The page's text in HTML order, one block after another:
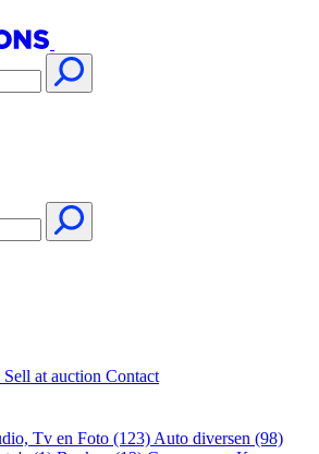
Sell at auction Contact
Tv en Foto (123) Auto diversen (98)